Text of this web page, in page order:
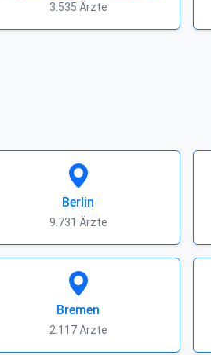
3.535 Ärzte
Berlin
9.731 Ärzte
Bremen
2.117 Ärzte